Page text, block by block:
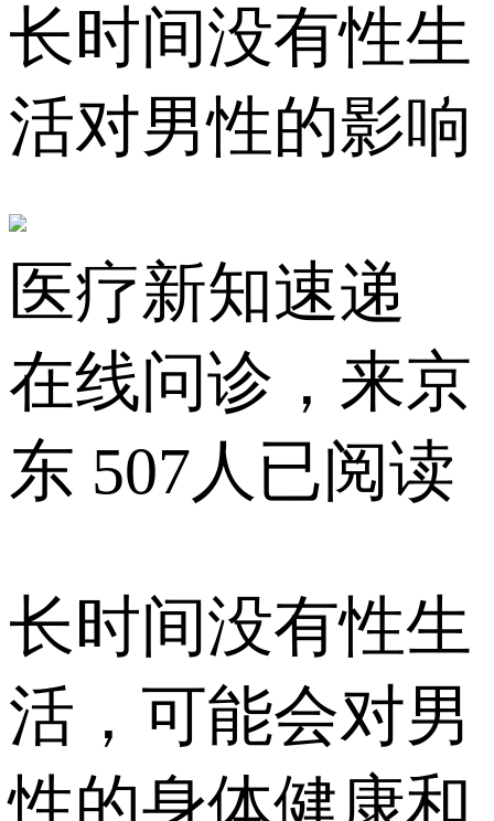
长时间没有性生
活对男性的影响
医疗新知速递
在线问诊，来京
东 507人已阅读
长时间没有性生
活，可能会对男
性的身体健康和